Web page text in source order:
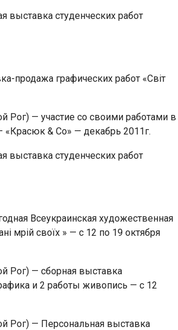
выставка студенческих работ
продажа графических работ «Світ
Рог) — участие со своими работами в
& Co» — декабрь 2011г.
выставка студенческих работ
Всеукраинская художественная
мрій своїх » — с 12 по 19 октября
Рог) — сборная выставка
и 2 работы живопись — с 12
Рог) — Персональная выставка